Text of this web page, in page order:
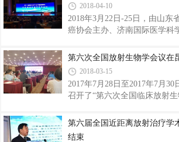
的小节展示。
2018-04-10
2018年3月22日-25日，由山东
癌协会主办、济南国际医学科
学青年论坛在济南举行。
第六次全国放射生物学会议在
2018-03-15
2017年7月28日至2017年7月
召开了“第六次全国临床放射
参展商出席了此次会议。
第六届全国近距离放射治疗学
结束